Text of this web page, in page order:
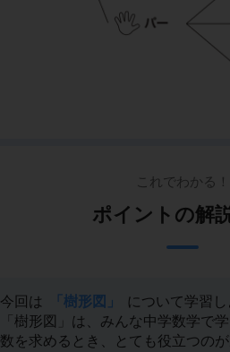
これでわかる！
ポイントの解
今回は 「樹形図」
について学習し
「樹形図」は、みんな中学数学で
数を求めるとき、とても役立つの